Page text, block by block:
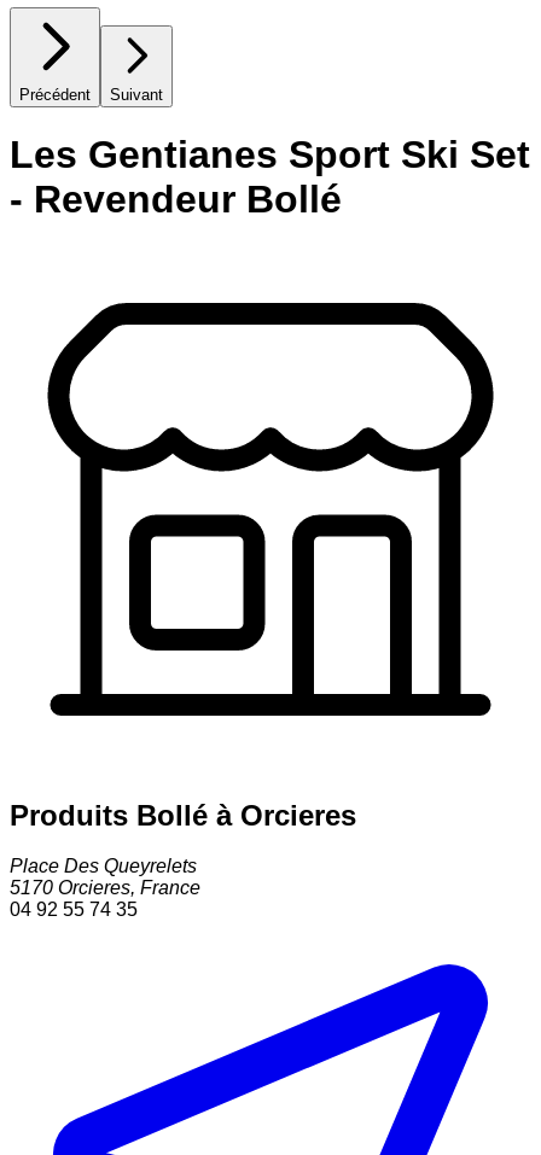
Précédent Suivant
Les Gentianes Sport Ski Set
- Revendeur Bollé
Produits Bollé à Orcieres
Place Des Queyrelets
5170 Orcieres, France
04 92 55 74 35